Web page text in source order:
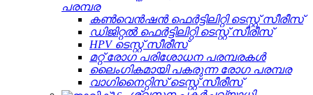
പരമ്പര
കൺവെൻഷൻ ഫെർട്ടിലിറ്റി ടെസ്റ്റ് സീരീസ്
ഡിജിറ്റൽ ഫെർട്ടിലിറ്റി ടെസ്റ്റ് സീരീസ്
HPV ടെസ്റ്റ് സീരീസ്
മറ്റ് രോഗ പരിശോധന പരമ്പരകൾ
ലൈംഗികമായി പകരുന്ന രോഗ പരമ്പര
വാഗിനൈറ്റിസ് ടെസ്റ്റ് സീരീസ്